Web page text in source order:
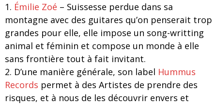
1. Émilie Zoé – Suissesse perdue dans sa
montagne avec des guitares qu’on penserait trop
grandes pour elle, elle impose un song-writting
animal et féminin et compose un monde à elle
sans frontière tout à fait invitant.
2. D’une manière générale, son label Hummus
Records permet à des Artistes de prendre des
risques, et à nous de les découvrir envers et